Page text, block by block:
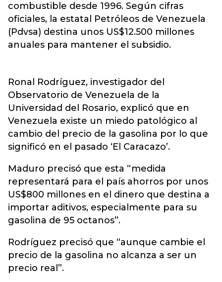
combustible desde 1996. Según cifras
oficiales, la estatal Petróleos de Venezuela
(Pdvsa) destina unos US$12.500 millones
anuales para mantener el subsidio.
Ronal Rodríguez, investigador del
Observatorio de Venezuela de la
Universidad del Rosario, explicó que en
Venezuela existe un miedo patológico al
cambio del precio de la gasolina por lo que
significó en el pasado ‘El Caracazo’.
Maduro precisó que esta “medida
representará para el país ahorros por unos
US$800 millones en el dinero que destina a
importar aditivos, especialmente para su
gasolina de 95 octanos”.
Rodríguez precisó que “aunque cambie el
precio de la gasolina no alcanza a ser un
precio real”.